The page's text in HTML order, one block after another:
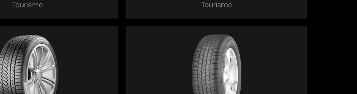
Tourisme Tourisme